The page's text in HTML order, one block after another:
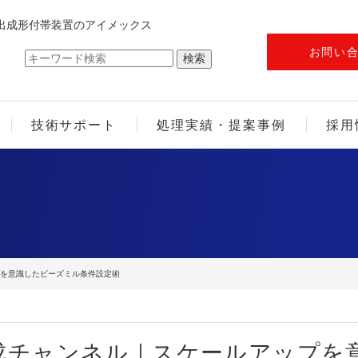
形付帯装置のアイメックス
お問い
技術サポート 処理実績・提案事例 採用
意識したビーズミル条件設定術
ャンネル｜スケールアップを